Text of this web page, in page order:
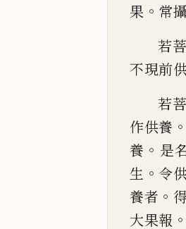
果 。 常
若
不現前
若
作供養
養 。 是
生 。令
養者 。
大果報